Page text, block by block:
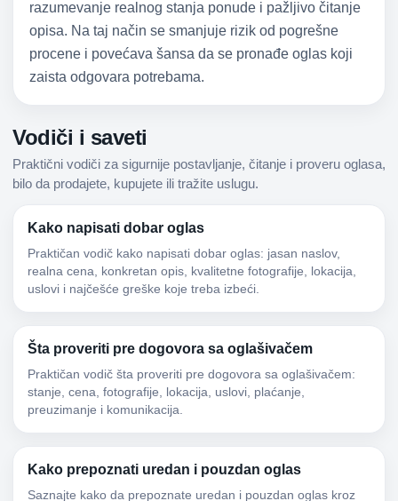
razumevanje realnog stanja ponude i pažljivo čitanje
opisa. Na taj način se smanjuje rizik od pogrešne
procene i povećava šansa da se pronađe oglas koji
zaista odgovara potrebama.
Vodiči i saveti
Praktični vodiči za sigurnije postavljanje, čitanje i proveru oglasa,
bilo da prodajete, kupujete ili tražite uslugu.
Kako napisati dobar oglas
Praktičan vodič kako napisati dobar oglas: jasan naslov,
realna cena, konkretan opis, kvalitetne fotografije, lokacija,
uslovi i najčešće greške koje treba izbeći.
Šta proveriti pre dogovora sa oglašivačem
Praktičan vodič šta proveriti pre dogovora sa oglašivačem:
stanje, cena, fotografije, lokacija, uslovi, plaćanje,
preuzimanje i komunikacija.
Kako prepoznati uredan i pouzdan oglas
Saznajte kako da prepoznate uredan i pouzdan oglas kroz